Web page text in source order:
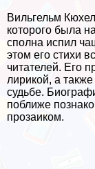
Вильгельм
которого была
сполна испил
этом его стихи
читателей. Его
лирикой, а
судьбе.
поближе
прозаиком.